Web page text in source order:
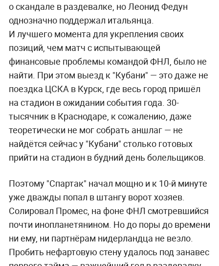
о скандале в раздевалке, но Леонид Федун
однозначно поддержал итальянца.
И лучшего момента для укрепления своих
позиций, чем матч с испытывающей
финансовые проблемы командой ФНЛ, было не
найти. При этом выезд к "Кубани" — это даже не
поездка ЦСКА в Курск, где весь город пришёл
на стадион в ожидании события года. 30-
тысячник в Краснодаре, к сожалению, даже
теоретически не мог собрать аншлаг — не
найдётся сейчас у "Кубани" столько готовых
прийти на стадион в будний день болельщиков.
Поэтому "Спартак" начал мощно и к 10-й минуте
уже дважды попал в штангу ворот хозяев.
Солировал Промес, на фоне ФНЛ смотревшийся
почти инопланетянином. Но до поры до времени
ни ему, ни партнёрам нидерландца не везло.
Пробить нефартовую стену удалось под занавес